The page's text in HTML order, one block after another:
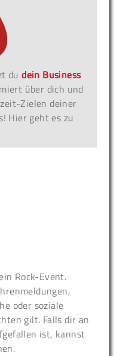
dudein Business
über dich und
Zielen deiner
Hier geht es zu
Rock-Event.
oder soziale
gilt. Falls dir an
ist, kannst